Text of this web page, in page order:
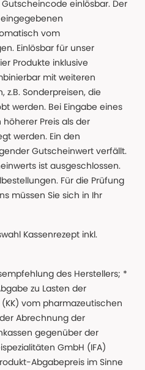
einlösbar. Der
vom
Einlösbar für unser
Produkte inklusive
mit weiteren
z.B. Sonderpreisen, die
werden. Bei Eingabe eines
Preis als der
werden. Ein den
Gutscheinwert verfällt.
ist ausgeschlossen.
Für die Prüfung
müssen Sie sich in Ihr
Kassenrezept inkl.
des Herstellers; *
zu Lasten der
vom pharmazeutischen
Abrechnung der
gegenüber der
GmbH (IFA)
Abgabepreis im Sinne